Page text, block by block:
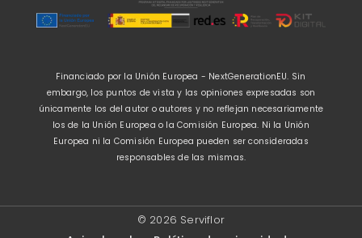
Financiado por la Unión Europea - NextGenerationEU. Sin
embargo, los puntos de vista y las opiniones expresadas son
únicamente los del autor o autores y no reflejan necesariamente
los de la Unión Europea o la Comisión Europea. Ni la Unión
Europea ni la Comisión Europea pueden ser consideradas
responsables de las mismas.
© 2026 Serviflor